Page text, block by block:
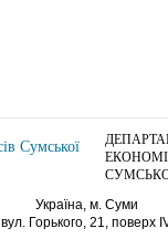
Україна, м. Суми
вул. Горького, 21, поверх